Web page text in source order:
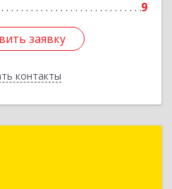
9
заявку
контакты
заявку
Назад
Тольятти г, Тополиная